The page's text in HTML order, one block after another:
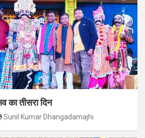
का तीसरा दिन
Sunil Kumar Dhangadamajhi